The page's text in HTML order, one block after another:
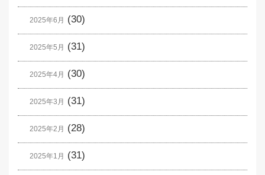
2025年6月 (30)
2025年5月 (31)
2025年4月 (30)
2025年3月 (31)
2025年2月 (28)
2025年1月 (31)